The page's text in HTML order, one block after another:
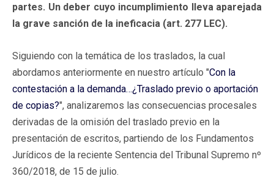
partes. Un deber cuyo incumplimiento lleva aparejada
la grave sanción de la ineficacia (art. 277 LEC).
Siguiendo con la temática de los traslados, la cual
abordamos anteriormente en nuestro artículo "Con la
contestación a la demanda…¿Traslado previo o aportación
de copias?", analizaremos las consecuencias procesales
derivadas de la omisión del traslado previo en la
presentación de escritos, partiendo de los Fundamentos
Jurídicos de la reciente Sentencia del Tribunal Supremo nº
360/2018, de 15 de julio.